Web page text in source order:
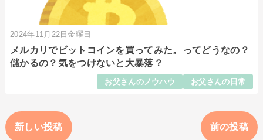
2024年11月22日金曜日
メルカリでビットコインを買ってみた。ってどうなの？
儲かるの？気をつけないと大暴落？
お父さんのノウハウ お父さんの日常
新しい投稿 前の投稿